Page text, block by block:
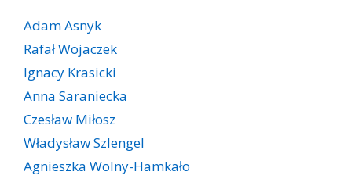
Adam Asnyk
Rafał Wojaczek
Ignacy Krasicki
Anna Saraniecka
Czesław Miłosz
Władysław Szlengel
Agnieszka Wolny-Hamkało